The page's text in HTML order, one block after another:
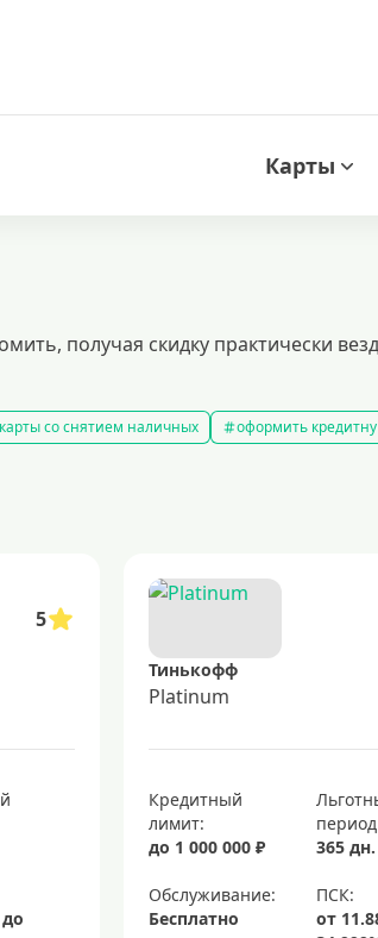
Карты
получая скидку практически
со снятием наличных
оформить
5
Тинькофф
Platinum
Кредитный
лимит:
до 1 000 000 ₽
365 дн.
Обслуживание:
Бесплатно